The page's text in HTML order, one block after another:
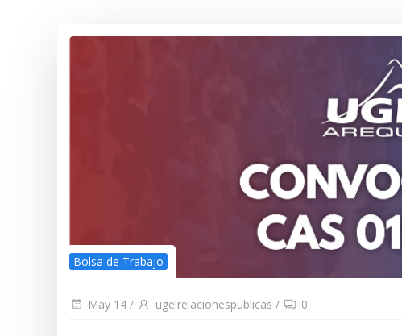
Bolsa de Trabajo
May 14 / ugelrelacionespublicas / 0